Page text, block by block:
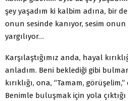
şey yaşadım ki kalbim adına, bir
onun sesinde kanıyor, sesim
yargılıyor…
Karşılaştığımız anda, hayal
anladım. Beni beklediği gibi
kırıklığı, ona, “Tamam,
Benimle buluşmak için yola